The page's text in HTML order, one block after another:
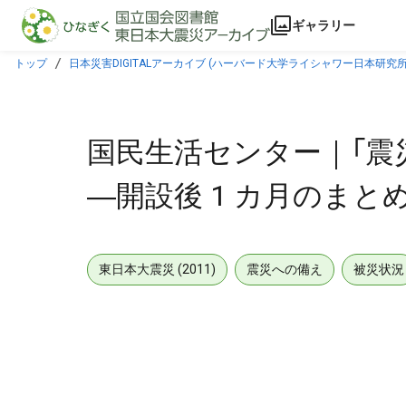
本文に飛ぶ
ギャラリー
トップ 日本災害DIGITALアーカイブ (ハーバード大学ライシャワー日本研究
国民生活センター｜「
―開設後 1 カ月のまと
東日本大震災 (2011) 震災への備え 被災状況